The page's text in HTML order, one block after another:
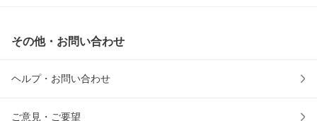
その他・お問い合わせ
ヘルプ・お問い合わせ
ご意見・ご要望